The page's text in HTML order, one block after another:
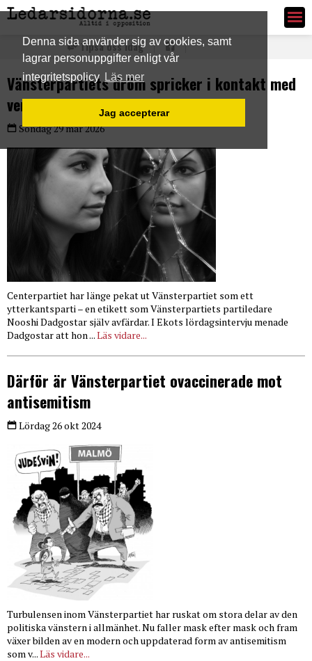
Denna sida använder sig av cookies, samt
lagrar personuppgifter enligt vår
integritetspolicy Läs mer
Jag accepterar
Ledarsidorna.se
Tipsa oss idag
Vänsterpartiets dröm spricker i kontakt med
verkligheten
Söndag 29 mar 2026
Centerpartiet har länge pekat ut Vänsterpartiet som ett
ytterkantsparti – en etikett som Vänsterpartiets partiledare
Nooshi Dadgostar själv avfärdar. I Ekots lördagsintervju menade
Dadgostar att hon ...Läs vidare...
Därför är Vänsterpartiet ovaccinerade mot
antisemitism
Lördag 26 okt 2024
Turbulensen inom Vänsterpartiet har ruskat om stora delar av den
politiska vänstern i allmänhet. Nu faller mask efter mask och fram
växer bilden av en modern och uppdaterad form av antisemitism
som v...Läs vidare...